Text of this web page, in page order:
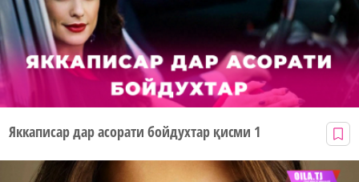
Яккаписар дар асорати бойдухтар қисми 1